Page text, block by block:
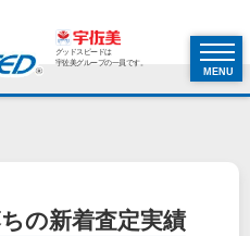
グッドスピードは
宇佐美グループの一員です。
MENU
の新着査定実績